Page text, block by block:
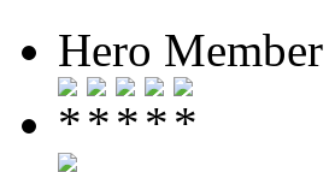
Hero Member